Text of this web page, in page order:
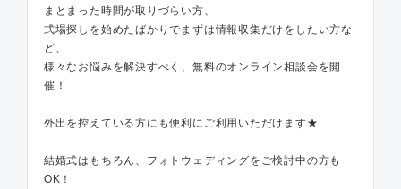
まとまった時間が取りづらい方、
式場探しを始めたばかりでまずは情報収集だけをしたい方な
ど、
様々なお悩みを解決すべく、無料のオンライン相談会を開
催！
外出を控えている方にも便利にご利用いただけます★
結婚式はもちろん、フォトウェディングをご検討中の方も
OK！